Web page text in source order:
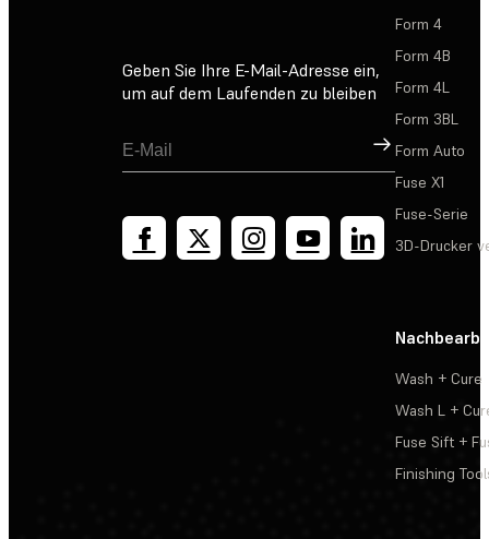
Geben Sie Ihre E-Mail-Adresse ein,
um auf dem Laufenden zu bleiben
Registrieren
Form 4
Form 4B
Form 4L
Form 3BL
Form Auto
Fuse X1
Fuse-Serie
3D-Drucker
Wash + Cure
Wash L +
Fuse Sift +
Finishing